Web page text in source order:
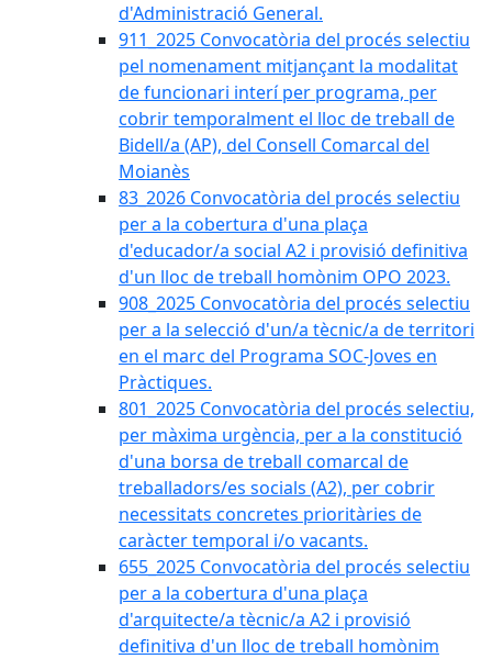
d'Administració General.
911_2025 Convocatòria del procés selectiu
pel nomenament mitjançant la modalitat
de funcionari interí per programa, per
cobrir temporalment el lloc de treball de
Bidell/a (AP), del Consell Comarcal del
Moianès
83_2026 Convocatòria del procés selectiu
per a la cobertura d'una plaça
d'educador/a social A2 i provisió definitiva
d'un lloc de treball homònim OPO 2023.
908_2025 Convocatòria del procés selectiu
per a la selecció d'un/a tècnic/a de territori
en el marc del Programa SOC-Joves en
Pràctiques.
801_2025 Convocatòria del procés selectiu,
per màxima urgència, per a la constitució
d'una borsa de treball comarcal de
treballadors/es socials (A2), per cobrir
necessitats concretes prioritàries de
caràcter temporal i/o vacants.
655_2025 Convocatòria del procés selectiu
per a la cobertura d'una plaça
d'arquitecte/a tècnic/a A2 i provisió
definitiva d'un lloc de treball homònim